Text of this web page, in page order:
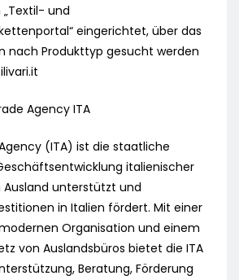
„Textil- und
eingerichtet, über das
nach Produkttyp gesucht werden
Agency ITA
(ITA) ist die staatliche
italienischer
unterstützt und
in Italien fördert. Mit einer
Organisation und einem
von Auslandsbüros bietet die ITA
Beratung, Förderung